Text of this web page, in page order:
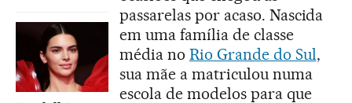
passarelas por acaso. Nascida
em uma família de classe
média no Rio Grande do Sul,
sua mãe a matriculou numa
escola de modelos para que